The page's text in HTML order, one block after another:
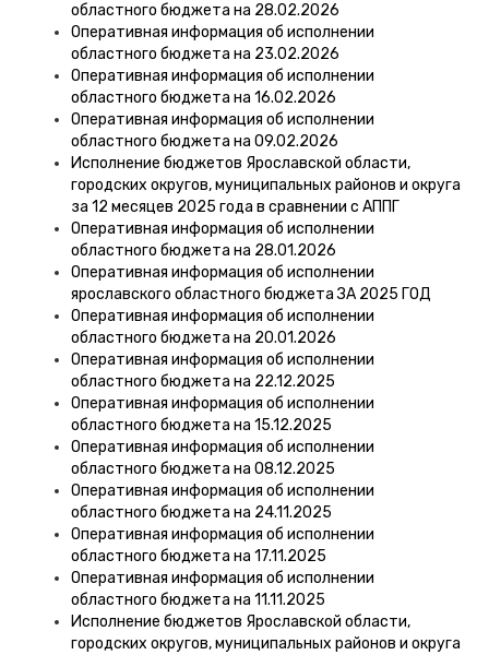
областного бюджета на 28.02.2026
Оперативная информация об исполнении
областного бюджета на 23.02.2026
Оперативная информация об исполнении
областного бюджета на 16.02.2026
Оперативная информация об исполнении
областного бюджета на 09.02.2026
Исполнение бюджетов Ярославской области,
городских округов, муниципальных районов и округа
за 12 месяцев 2025 года в сравнении с АППГ
Оперативная информация об исполнении
областного бюджета на 28.01.2026
Оперативная информация об исполнении
ярославского областного бюджета ЗА 2025 ГОД
Оперативная информация об исполнении
областного бюджета на 20.01.2026
Оперативная информация об исполнении
областного бюджета на 22.12.2025
Оперативная информация об исполнении
областного бюджета на 15.12.2025
Оперативная информация об исполнении
областного бюджета на 08.12.2025
Оперативная информация об исполнении
областного бюджета на 24.11.2025
Оперативная информация об исполнении
областного бюджета на 17.11.2025
Оперативная информация об исполнении
областного бюджета на 11.11.2025
Исполнение бюджетов Ярославской области,
городских округов, муниципальных районов и округа